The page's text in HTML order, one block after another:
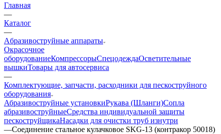
Главная
—
Каталог
—
Aбразивоструйные аппараты
Окрасочное
оборудованиеКомпрессорыСпецодеждаОсветительные
вышкиТовары для автосервиса
—
Комплектующие, запчасти, расходники для пескоструйного
оборудования
Абразивоструйные установкиРукава (Шланги)Сопла
абразивоструйныеСредства индивидуальной защиты
пескоструйщикаНасадки для очистки труб изнутри
—Соединение стальное кулачковое SKG-13 (контракор 50018)